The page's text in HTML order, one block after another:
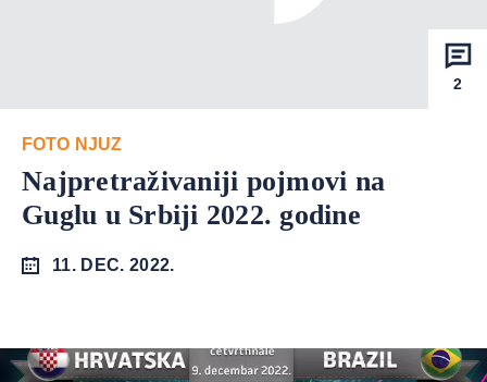
2
FOTO NJUZ
Najpretraživaniji pojmovi na
Guglu u Srbiji 2022. godine
11. DEC. 2022.